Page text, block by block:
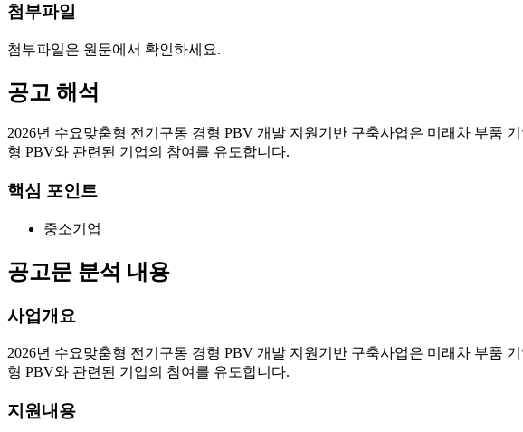
첨부파일
첨부파일은 원문에서 확인하세요.
공고 해석
2026년 수요맞춤형 전기구동 경형 PBV 개발 지원기반 구축사업은 미래차 부품
형 PBV와 관련된 기업의 참여를 유도합니다.
핵심 포인트
중소기업
공고문 분석 내용
사업개요
2026년 수요맞춤형 전기구동 경형 PBV 개발 지원기반 구축사업은 미래차 부품
형 PBV와 관련된 기업의 참여를 유도합니다.
지원내용